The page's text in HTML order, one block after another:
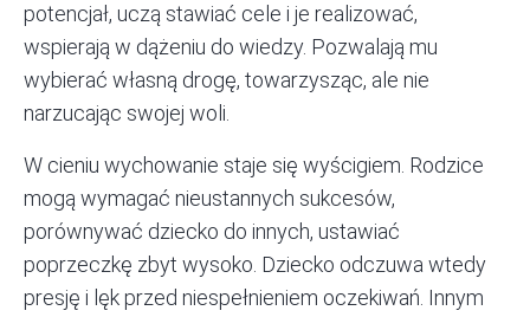
potencjał, uczą stawiać cele i je realizować,
wspierają w dążeniu do wiedzy. Pozwalają mu
wybierać własną drogę, towarzysząc, ale nie
narzucając swojej woli.
W cieniu wychowanie staje się wyścigiem. Rodzice
mogą wymagać nieustannych sukcesów,
porównywać dziecko do innych, ustawiać
poprzeczkę zbyt wysoko. Dziecko odczuwa wtedy
presję i lęk przed niespełnieniem oczekiwań. Innym